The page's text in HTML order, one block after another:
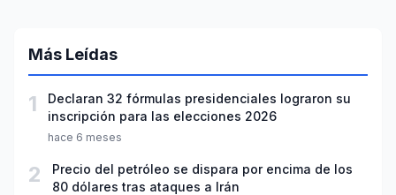
Más Leídas
1
Declaran 32 fórmulas presidenciales lograron su
inscripción para las elecciones 2026
hace 6 meses
2
Precio del petróleo se dispara por encima de los
80 dólares tras ataques a Irán